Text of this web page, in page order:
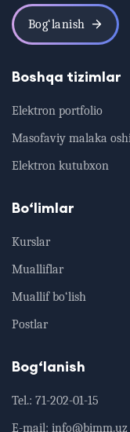
Bog‘lanish
Boshqa tizimlar
Elektron portfolio
Masofaviy malaka
Elektron kutubxon
Bo‘limlar
Kurslar
Mualliflar
Muallif bo‘lish
Postlar
Bog‘lanish
Tel.: 71-202-01-15
E-mail: info@bimm.uz